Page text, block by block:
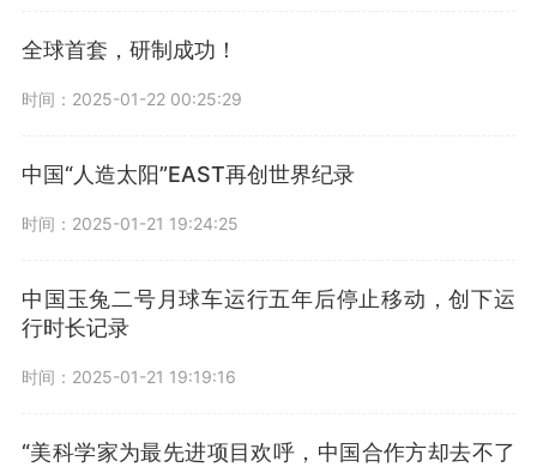
全球首套，研制成功！
时间：2025-01-22 00:25:29
中国“人造太阳”EAST再创世界纪录
时间：2025-01-21 19:24:25
中国玉兔二号月球车运行五年后停止移动，创下运
行时长记录
时间：2025-01-21 19:19:16
“美科学家为最先进项目欢呼，中国合作方却去不了